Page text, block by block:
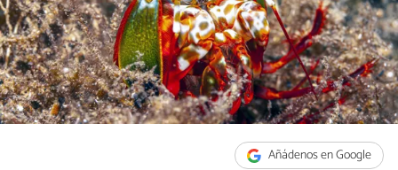
Añádenos en Google